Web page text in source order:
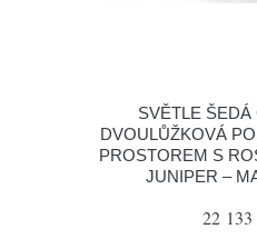
SVĚTLE
DVOULŮŽKOVÁ
PROSTOREM S
JUNIPER –
22